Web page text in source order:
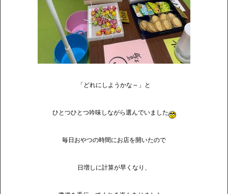
「どれにしようかな～」と
ひとつひとつ吟味しながら選んでいました
毎日おやつの時間にお店を開いたので
日増しに計算が早くなり、